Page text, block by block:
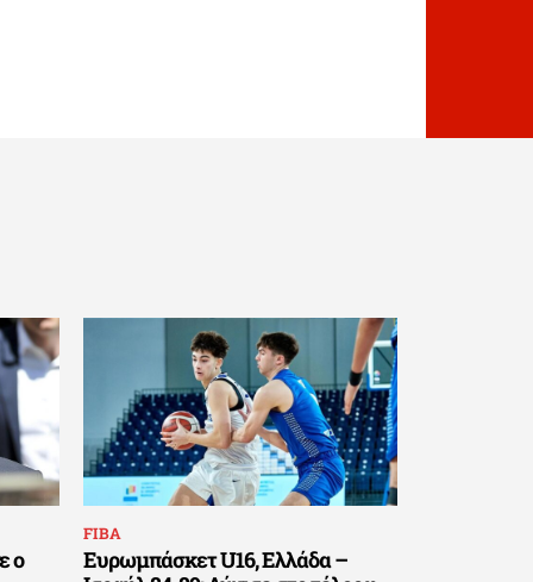
ο
FIBA
Ευρωμπάσκετ U16, Ελλάδα –